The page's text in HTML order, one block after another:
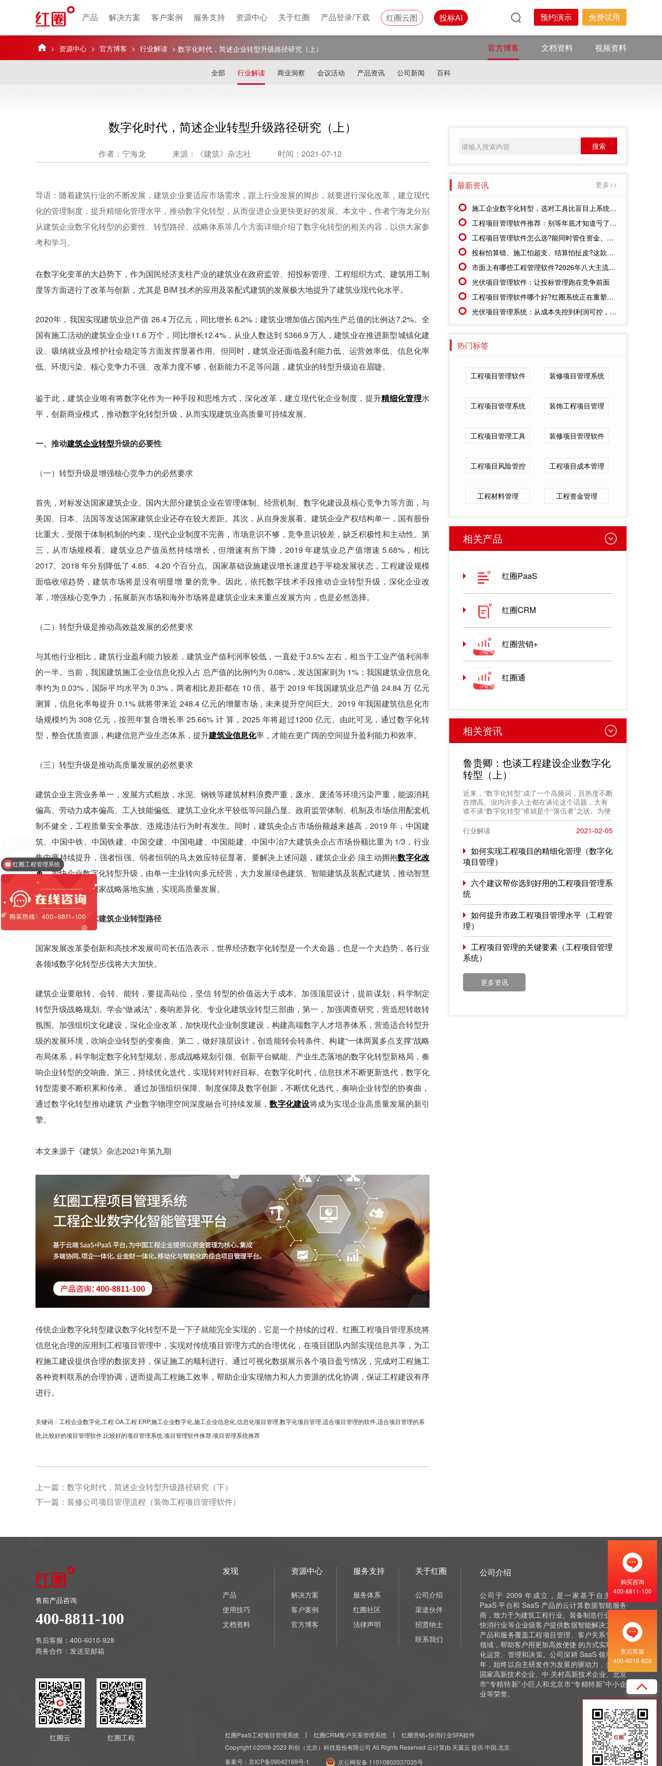
产品 解决方案 客户案例 服务支持 资源中心 关于红圈 产品登录/下载 红圈云图 投标AI 预约演示 免费试用
> 资源中心 > 官方博客 > 行业解读 > 数字化时代，简述企业转型升级路径研究（上） 官方博客 文档资料 视频资料
全部 行业解读 商业洞察 会议活动 产品资讯 公司新闻 百科
数字化时代，简述企业转型升级路径研究（上）
作者：宁海龙 来源：《建筑》杂志社 时间：2021-07-12
导语：随着建筑行业的不断发展，建筑企业要适应市场需求，跟上行业发展的脚步，就要进行深化改革，建立现代
化的管理制度，提升精细化管理水平，推动数字化转型，从而促进企业更快更好的发展。本文中，作者宁海龙分别
从建筑企业数字化转型的必要性、转型路径、战略体系等几个方面详细介绍了数字化转型的相关内容，以供大家参
考和学习。
在数字化变革的大趋势下，作为国民经济支柱产业的建筑业在政府监管、招投标管理、工程组织方式、建筑用工制
度等方面进行了改革与创新，尤其是 BIM 技术的应用及装配式建筑的发展极大地提升了建筑业现代化水平。
2020年，我国实现建筑业总产值 26.4 万亿元，同比增长 6.2%；建筑业增加值占国内生产总值的比例达7.2%。全
国有施工活动的建筑业企业11.6 万个，同比增长12.4%，从业人数达到 5366.9 万人，建筑业在推进新型城镇化建
设、吸纳就业及维护社会稳定等方面发挥显著作用。但同时，建筑业还面临盈利能力低、运营效率低、信息化率
低、环境污染、核心竞争力不强、改革力度不够，创新能力不足等问题，建筑业的转型升级迫在眉睫。
鉴于此，建筑企业唯有将数字化作为一种手段和思维方式，深化改革，建立现代化企业制度，提升精细化管理水
平，创新商业模式，推动数字化转型升级，从而实现建筑业高质量可持续发展。
一、推动建筑企业转型升级的必要性
（一）转型升级是增强核心竞争力的必然要求
首先，对标发达国家建筑企业。国内大部分建筑企业在管理体制、经营机制、数字化建设及核心竞争力等方面，与
美国、日本、法国等发达国家建筑企业还存在较大差距。其次，从自身发展看。建筑企业产权结构单一，国有股份
比重大，受限于体制机制的约束，现代企业制度不完善，市场意识不够，竞争意识较差，缺乏积极性和主动性。第
三，从市场规模看。建筑业总产值虽然持续增长，但增速有所下降，2019 年建筑业总产值增速 5.68%，相比
2017、2018 年分别降低了 4.85、4.20 个百分点。国家基础设施建设增长速度趋于平稳发展状态，工程建设规模
面临收缩趋势，建筑市场将是没有明显增 量的竞争。因此，依托数字技术手段推动企业转型升级，深化企业改
革，增强核心竞争力，拓展新兴市场和海外市场将是建筑企业未来重点发展方向，也是必然选择。
（二）转型升级是推动高效益发展的必然要求
与其他行业相比，建筑行业盈利能力较差，建筑业产值利润率较低，一直处于3.5% 左右，相当于工业产值利润率
的一半。当前，我国建筑施工企业信息化投入占 总产值的比例约为 0.08%，发达国家则为 1%；我国建筑业信息化
率约为 0.03%，国际平均水平为 0.3%，两者相比差距都在 10 倍。基于 2019 年我国建筑业总产值 24.84 万 亿元
测算，信息化率每提升 0.1% 就将带来近 248.4 亿元的增量市场，未来提升空间巨大。2019 年我国建筑信息化市
场规模约为 308 亿元，按照年复合增长率 25.66% 计 算，2025 年将超过1200 亿元。由此可见，通过数字化转
型，整合优质资源，构建信息产业生态体系，提升建筑业信息化率，才能在更广阔的空间提升盈利能力和效率。
（三）转型升级是推动高质量发展的必然要求
建筑企业主营业务单一，发展方式粗放，水泥、钢铁等建筑材料浪费严重，废水、废渣等环境污染严重，能源消耗
偏高、劳动力成本偏高、工人技能偏低、建筑工业化水平较低等问题凸显。政府监管体制、机制及市场信用配套机
制不健全，工程质量安全事故、违规违法行为时有发生。同时，建筑央企占市场份额越来越高，2019 年，中国建
筑、中国中铁、中国铁建、中国交建、中国电建、中国能建、中国中冶7大建筑央企占市场份额比重为 1/3，行业
集中度持续提升，强者恒强、弱者恒弱的马太效应特征显著。要解决上述问题，建筑企业必 须主动拥抱数字化改
革，加快企业数字化转型升级，由单一主业转向多元经营，大力发展绿色建筑、智能建筑及装配式建筑，推动智慧
城市、新基建等国家战略落地实施，实现高质量发展。
二、基于数字技术建筑企业转型路径
国家发展改革委创新和高技术发展司司长伍浩表示，世界经济数字化转型是一个大命题，也是一个大趋势，各行业
各领域数字化转型步伐将大大加快。
建筑企业要敢转、会转、能转，要提高站位，坚信 转型的价值远大于成本。加强顶层设计，提前谋划，科学制定
转型升级战略规划。学会“做减法”，奏响差异化、专业化建筑业转型三部曲，第一，加强调查研究，营造想转敢转
氛围。加强组织文化建设，深化企业改革，加快现代企业制度建设，构建高端数字人才培养体系，营造适合转型升
级的发展环境，吹响企业转型的变奏曲。第二，做好顶层设计，创造能转会转条件。构建“一体两翼多点支撑”战略
布局体系，科学制定数字化转型规划，形成战略规划引领、创新平台赋能、产业生态落地的数字化转型新格局，奏
响企业转型的交响曲。第三，持续优化迭代，实现转对转好目标。在数字化时代，信息技术不断更新迭代，数字化
转型需要不断积累和传承。 通过加强组织保障、制度保障及数字创新，不断优化迭代，奏响企业转型的协奏曲，
通过数字化转型推动建筑 产业数字物理空间深度融合可持续发展，数字化建设将成为实现企业高质量发展的新引
擎。
本文来源于《建筑》杂志2021年第九期
传统企业数字化转型建议数字化转型不是一下子就能完全实现的，它是一个持续的过程。 红圈工程项目管理系统将
信息化合理的应用到工程项目管理中，实现对传统项目管理方式的合理优化，在项目团队内部实现信息共享，为工
程施工建设提供合理的数据支持，保证施工的顺利进行。通过可视化数据展示各个项目盈亏情况，完成对工程施工
各种资料联系的合理协调，进而提高工程施工效率，帮助企业实现物力和人力资源的优化协调，保证工程建设有序
进行。
关键词：工程企业数字化,工程 OA,工程 ERP,施工企业数字化,施工企业信息化,信息化项目管理,数字化项目管理,适合项目管理的软件,适合项目管理的系
统,比较好的项目管理软件,比较好的项目管理系统,项目管理软件推荐,项目管理系统推荐
上一篇： 数字化时代，简述企业转型升级路径研究（下）
下一篇： 装修公司项目管理流程（装饰工程项目管理软件）
最新资讯 更多>>
施工企业数字化转型，选对工具比盲目上系统更重要
工程项目管理软件推荐：别等年底才知道亏了!这套系统让每一分钱都有迹可循
工程项目管理软件怎么选?能同时管住资金、成本、进度的才靠谱
投标怕算错、施工怕超支、结算怕扯皮?这款施工成本管理系统一招全解决
市面上有哪些工程管理软件?2026年八大主流工具深度盘点
光伏项目管理软件：让投标管理跑在竞争前面
工程项目管理软件哪个好?红圈系统正在重塑工程企业的"数字大脑"
光伏项目管理系统：从成本失控到利润可控，老板只需做对一步
热门标签
工程项目管理软件 装修项目管理系统
工程项目管理系统 装饰工程项目管理
工程项目管理工具 装修项目管理软件
工程项目风险管控 工程项目成本管理
工程材料管理 工程资金管理
相关产品
红圈PaaS
红圈CRM
红圈营销+
红圈通
相关资讯
鲁贵卿：也谈工程建设企业数字化
转型（上）
近来，“数字化转型”成了一个高频词，且热度不断
在增高。业内许多人士都在谈论这个话题，大有
谁不谈“数字化转型”谁就是个“落伍者”之状。为便
于在相同语境下讨论问题，今天我也凑个热闹，
以“数字化转型”为题，谈一点粗浅认识，就教于同
行。
行业解读 2021-02-05
如何实现工程项目的精细化管理（数字化
项目管理）
六个建议帮你选到好用的工程项目管理系
统
如何提升市政工程项目管理水平（工程管
理）
工程项目管理的关键要素（工程项目管理
系统）
更多资讯
售前产品咨询
400-8811-100
售后客服：400-6010-928
商务合作： 发送至邮箱
红圈云 红圈工程
发现
产品
使用技巧
文档资料
资源中心
解决方案
客户案例
官方博客
服务支持
服务体系
红圈社区
法律声明
关于红圈
公司介绍
渠道伙伴
招贤纳士
联系我们
公司介绍
公司于 2009 年成立，是一家基于自主研发
PaaS 平台和 SaaS 产品的云计算数据智能服务
商，致力于为建筑工程行业、装备制造行业 和泛
快消行业等企业级客户提供数据智能解决方案，
产品和服务覆盖工程项目管理、客户关系管理等
领域，帮助客户用更加高效便捷 的方式实现数字
化运营、管理和决策。公司深耕 SaaS 领域十余
年，始终以自主研发作为发展的驱动力，并获评
国家高新技术企业、中 关村高新技术企业、北京
市“专精特新”小巨人和北京市“专精特新”中小企
业等荣誉。
红圈PaaS工程项目管理系统 红圈CRM客户关系管理系统
红圈营销+快消行业SFA软件
Copyright ©2009-2023 和创（北京）科技股份有限公司 All Rights Reserved 云计算由 天翼云 提供 中国.北京
备案号：京ICP备09042169号-1 京公网安备 11010802037035号
购买咨询
400-8811-100
售后客服
400-6010-928
红圈工程管理系统